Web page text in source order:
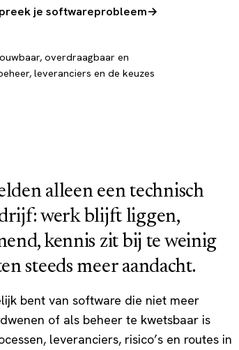
je softwareprobleem→
overdraagbaar en
leveranciers en de keuzes
alleen een technisch
werk blijft liggen,
kennis zit bij te weinig
steeds meer aandacht.
bent van software die niet meer
of als beheer te kwetsbaar is
leveranciers, risico’s en routes in